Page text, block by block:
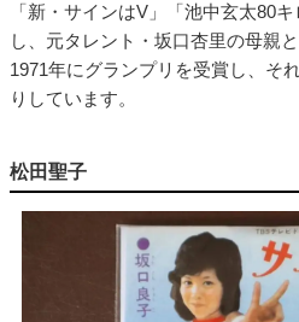
「新・サインはV」「池中玄太80
し、元タレント・坂口杏里の母親
1971年にグランプリを受賞し、そ
りしています。
松田聖子